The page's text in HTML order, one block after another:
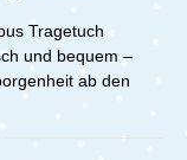
Tragetuch
und bequem –
ab den